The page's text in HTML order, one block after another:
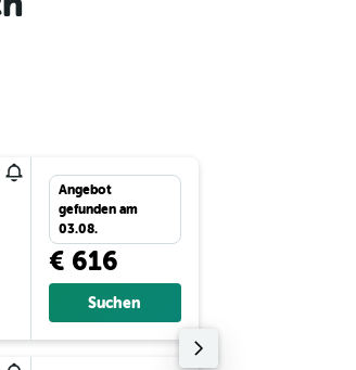
Angebot
gefunden am
03.08.
€ 616
Suchen